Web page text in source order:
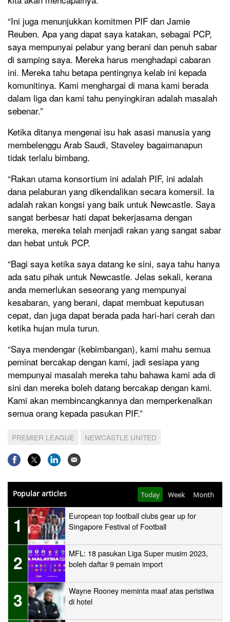
“Ini juga menunjukkan komitmen PIF dan Jamie
Reuben. Apa yang dapat saya katakan, sebagai PCP,
saya mempunyai pelabur yang berani dan penuh sabar
di samping saya. Mereka harus menghadapi cabaran
ini. Mereka tahu betapa pentingnya kelab ini kepada
komunitinya. Kami menghargai di mana kami berada
dalam liga dan kami tahu penyingkiran adalah masalah
sebenar.”
Ketika ditanya mengenai isu hak asasi manusia yang
membelenggu Arab Saudi, Staveley bagaimanapun
tidak terlalu bimbang.
“Rakan utama konsortium ini adalah PIF, ini adalah
dana pelaburan yang dikendalikan secara komersil. Ia
adalah rakan kongsi yang baik untuk Newcastle. Saya
sangat berbesar hati dapat bekerjasama dengan
mereka, mereka telah menjadi rakan yang sangat sabar
dan hebat untuk PCP.
“Bagi saya ketika saya datang ke sini, saya tahu hanya
ada satu pihak untuk Newcastle. Jelas sekali, kerana
anda memerlukan seseorang yang mempunyai
kesabaran, yang berani, dapat membuat keputusan
cepat, dan juga dapat berada pada hari-hari cerah dan
ketika hujan mula turun.
“Saya mendengar (kebimbangan), kami mahu semua
peminat bercakap dengan kami, jadi sesiapa yang
mempunyai masalah mereka tahu bahawa kami ada di
sini dan mereka boleh datang bercakap dengan kami.
Kami akan membincangkannya dan memperkenalkan
semua orang kepada pasukan PIF.”
PREMIER LEAGUE NEWCASTLE UNITED
Popular articles Today Week Month
1
European top football clubs gear up for
Singapore Festival of Football
2
MFL: 18 pasukan Liga Super musim 2023,
boleh daftar 9 pemain import
3
Wayne Rooney meminta maaf atas peristiwa
di hotel